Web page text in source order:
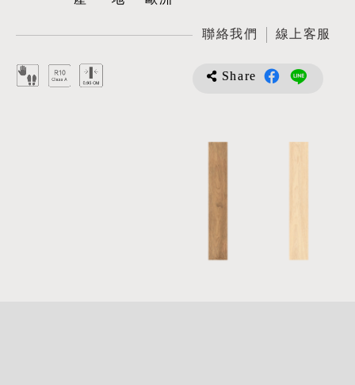
聯絡我們 線上客服
Share